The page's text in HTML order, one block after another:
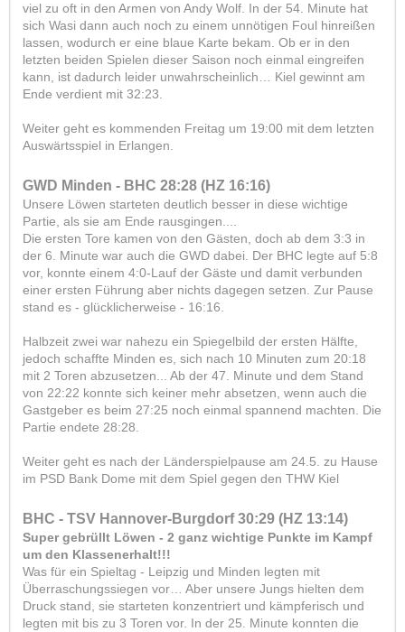
viel zu oft in den Armen von Andy Wolf. In der 54. Minute hat
sich Wasi dann auch noch zu einem unnötigen Foul hinreißen
lassen, wodurch er eine blaue Karte bekam. Ob er in den
letzten beiden Spielen dieser Saison noch einmal eingreifen
kann, ist dadurch leider unwahrscheinlich… Kiel gewinnt am
Ende verdient mit 32:23.
Weiter geht es kommenden Freitag um 19:00 mit dem letzten
Auswärtsspiel in Erlangen.
GWD Minden - BHC 28:28 (HZ 16:16)
Unsere Löwen starteten deutlich besser in diese wichtige
Partie, als sie am Ende rausgingen....
Die ersten Tore kamen von den Gästen, doch ab dem 3:3 in
der 6. Minute war auch die GWD dabei. Der BHC legte auf 5:8
vor, konnte einem 4:0-Lauf der Gäste und damit verbunden
einer ersten Führung aber nichts dagegen setzen. Zur Pause
stand es - glücklicherweise - 16:16.
Halbzeit zwei war nahezu ein Spiegelbild der ersten Hälfte,
jedoch schaffte Minden es, sich nach 10 Minuten zum 20:18
mit 2 Toren abzusetzen... Ab der 47. Minute und dem Stand
von 22:22 konnte sich keiner mehr absetzen, wenn auch die
Gastgeber es beim 27:25 noch einmal spannend machten. Die
Partie endete 28:28.
Weiter geht es nach der Länderspielpause am 24.5. zu Hause
im PSD Bank Dome mit dem Spiel gegen den THW Kiel
BHC - TSV Hannover-Burgdorf 30:29 (HZ 13:14)
Super gebrüllt Löwen - 2 ganz wichtige Punkte im Kampf
um den Klassenerhalt!!!
Was für ein Spieltag - Leipzig und Minden legten mit
Überraschungssiegen vor… Aber unsere Jungs hielten dem
Druck stand, sie starteten konzentriert und kämpferisch und
legten mit bis zu 3 Toren vor. In der 25. Minute konnten die